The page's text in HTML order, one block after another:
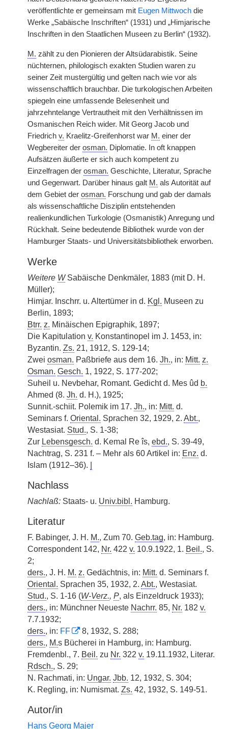
veröffentlichte er gemeinsam mit Eugen Mittwoch die
Werke „Sabäische Inschriften“ (1931) und „Himjarische
Inschriften in den Staatlichen Museen zu Berlin“ (1932).
M. zählt zu den Pionieren der Altsüdarabistik. Seine
nüchternen, philologisch exakten Studien waren zu
seiner Zeit mustergültig und gelten nach wie vor als
wissenschaftlich brauchbar. Die turkologischen Arbeiten
spiegeln eine umfassende Belesenheit und
jahrzehntelange Vertrautheit mit den Verhältnissen im
Osmanischen Reich wider. Mit Georg Jacob und
Friedrich v. Kraelitz-Greifenhorst war M. einer der
Wegbereiter der osman. Diplomatie. In oft knappen
Aufsätzen äußerte er sich auch kompetent zu
Einzelfragen der osman. Geschichte, Literatur, Sprache
und Gegenwart. Darüber hinaus galt M. als Autorität auf
dem Gebiet der osman. Forschung und gab der damals
als wissenschaftliche Disziplin entstehenden
realienkundlichen Turkologie (Osmanistik) Anregung und
Rückhalt. Seine bedeutende Bibliothek wurde von der
Hamburger Staats- und Universitätsbibliothek erworben.
Werke
Weitere WSabäische Denkmäler, 1883 (mit D. H.
Müller);
Himjar. Inschrr. u. Altertümer in d. Kgl. Museen zu
Berlin, 1893;
Btrr. z. Minäischen Epigraphik, 1897;
Die Kapitulation v. Konstantinopel im J. 1453, in:
Byzantin. Zs. 21, 1912, S. 129-14;
Zwei osman. Paßbriefe aus dem 16. Jh., in: Mitt. z.
Osman. Gesch. 1, 1922, S. 177-202;
Suheil u. Nevbehar, Romant. Gedicht d. Mes ûd b.
Ahmed (8. Jh. d. H.), 1925;
Sunnit.-schiit. Polemik im 17. Jh., in: Mitt. d.
Seminars f. Oriental. Sprachen 32, 1929, 2. Abt.,
Westasiat. Stud., S. 1-38;
Zur Lebensgesch. d. Kemal Re îs, ebd., S. 39-49,
Nachtrag, S. 231 f. – Mehr als 60 Artikel in: Enz. d.
Islam (1912–36).
Nachlass
Nachlaß: Staats- u. Univ.bibl. Hamburg.
Literatur
F. Babinger, J. H. M., Zum 70. Geb.tag, in: Hamburg.
Correspondent 142, Nr. 422 v. 10.9.1922, 1. Beil., S.
2;
ders., J. H. M. z. Gedächtnis, in: Mitt. d. Seminars f.
Oriental. Sprachen 35, 1932, 2. Abt., Westasiat.
Stud., S. 1-16 (W-Verz., P, als Einzeldruck 1933);
ders., in: Münchner Neueste Nachrr. 85, Nr. 182 v.
7.7.1932;
ders., in: FF
8, 1932, S. 288;
ders., M.s Bücherei in Hamburg, in: Hamburg.
Fremdenbl., 7. Beil. zu Nr. 322 v. 19.11.1932, Literar.
Rdsch., S. 29;
N. Rachmati, in: Ungar. Jbb. 12, 1932, S. 304;
K. Regling, in: Numismat. Zs. 42, 1932, S. 149-51.
Autor/in
Hans Georg Majer